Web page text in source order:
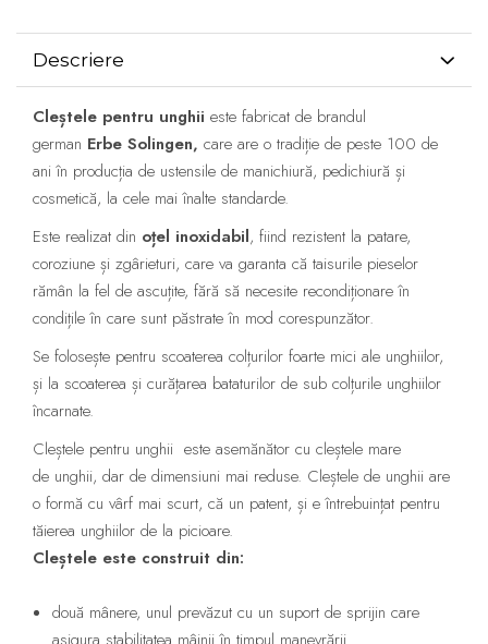
Descriere
Cleștele pentru unghii este fabricat de brandul
german Erbe Solingen, care are o tradiție de peste 100 de
ani în producția de ustensile de manichiură, pedichiură și
cosmetică, la cele mai înalte standarde.
Este realizat din oțel inoxidabil, fiind rezistent la patare,
coroziune și zgârieturi, care va garanta că taisurile pieselor
rămân la fel de ascuțite, fără să necesite recondiționare în
condițile în care sunt păstrate în mod corespunzător.
Se folosește pentru scoaterea colțurilor foarte mici ale unghiilor,
și la scoaterea și curățarea bataturilor de sub colțurile unghiilor
încarnate.
Cleștele pentru unghii este asemănător cu cleștele mare
de unghii, dar de dimensiuni mai reduse. Cleștele de unghii are
o formă cu vârf mai scurt, că un patent, și e întrebuințat pentru
tăierea unghiilor de la picioare.
Cleștele este construit din:
două mânere, unul prevăzut cu un suport de sprijin care